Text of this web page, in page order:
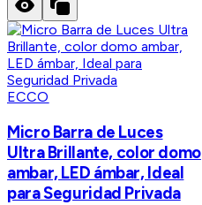
ECCO
Micro Barra de Luces
Ultra Brillante, color domo
ambar, LED ámbar, Ideal
para Seguridad Privada